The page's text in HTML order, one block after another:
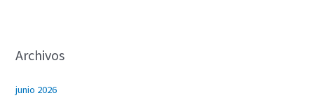
Archivos
junio 2026